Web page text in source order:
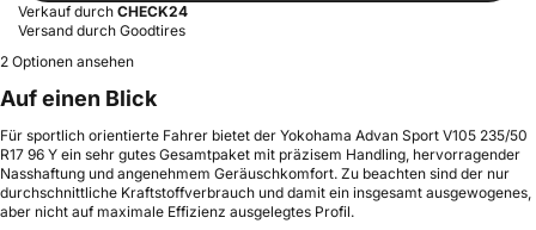
Verkauf durch CHECK24
Versand durch Goodtires
2 Optionen ansehen
Auf einen Blick
Für sportlich orientierte Fahrer bietet der Yokohama Advan Sport V105 235/50
R17 96 Y ein sehr gutes Gesamtpaket mit präzisem Handling, hervorragender
Nasshaftung und angenehmem Geräuschkomfort. Zu beachten sind der nur
durchschnittliche Kraftstoffverbrauch und damit ein insgesamt ausgewogenes,
aber nicht auf maximale Effizienz ausgelegtes Profil.